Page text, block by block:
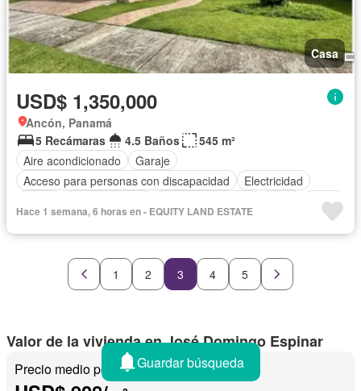
Casa
USD$ 1,350,000
Ancón, Panamá
5 Recámaras
4.5 Baños
545 m²
Aire acondicionado
Garaje
Acceso para personas con discapacidad
Electricidad
Patio
Hace 1 semana, 6 horas en - EQUITY LAND ESTATE
1 2 3 4 5
Valor de la vivienda en José Domingo Espinar
Precio medio por m² Guardar búsqueda